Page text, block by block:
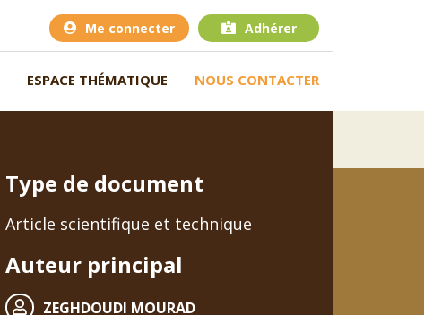
Me connecter Adhérer
ESPACE THÉMATIQUE NOUS CONTACTER
Type de document
Article scientifique et technique
Auteur principal
ZEGHDOUDI MOURAD